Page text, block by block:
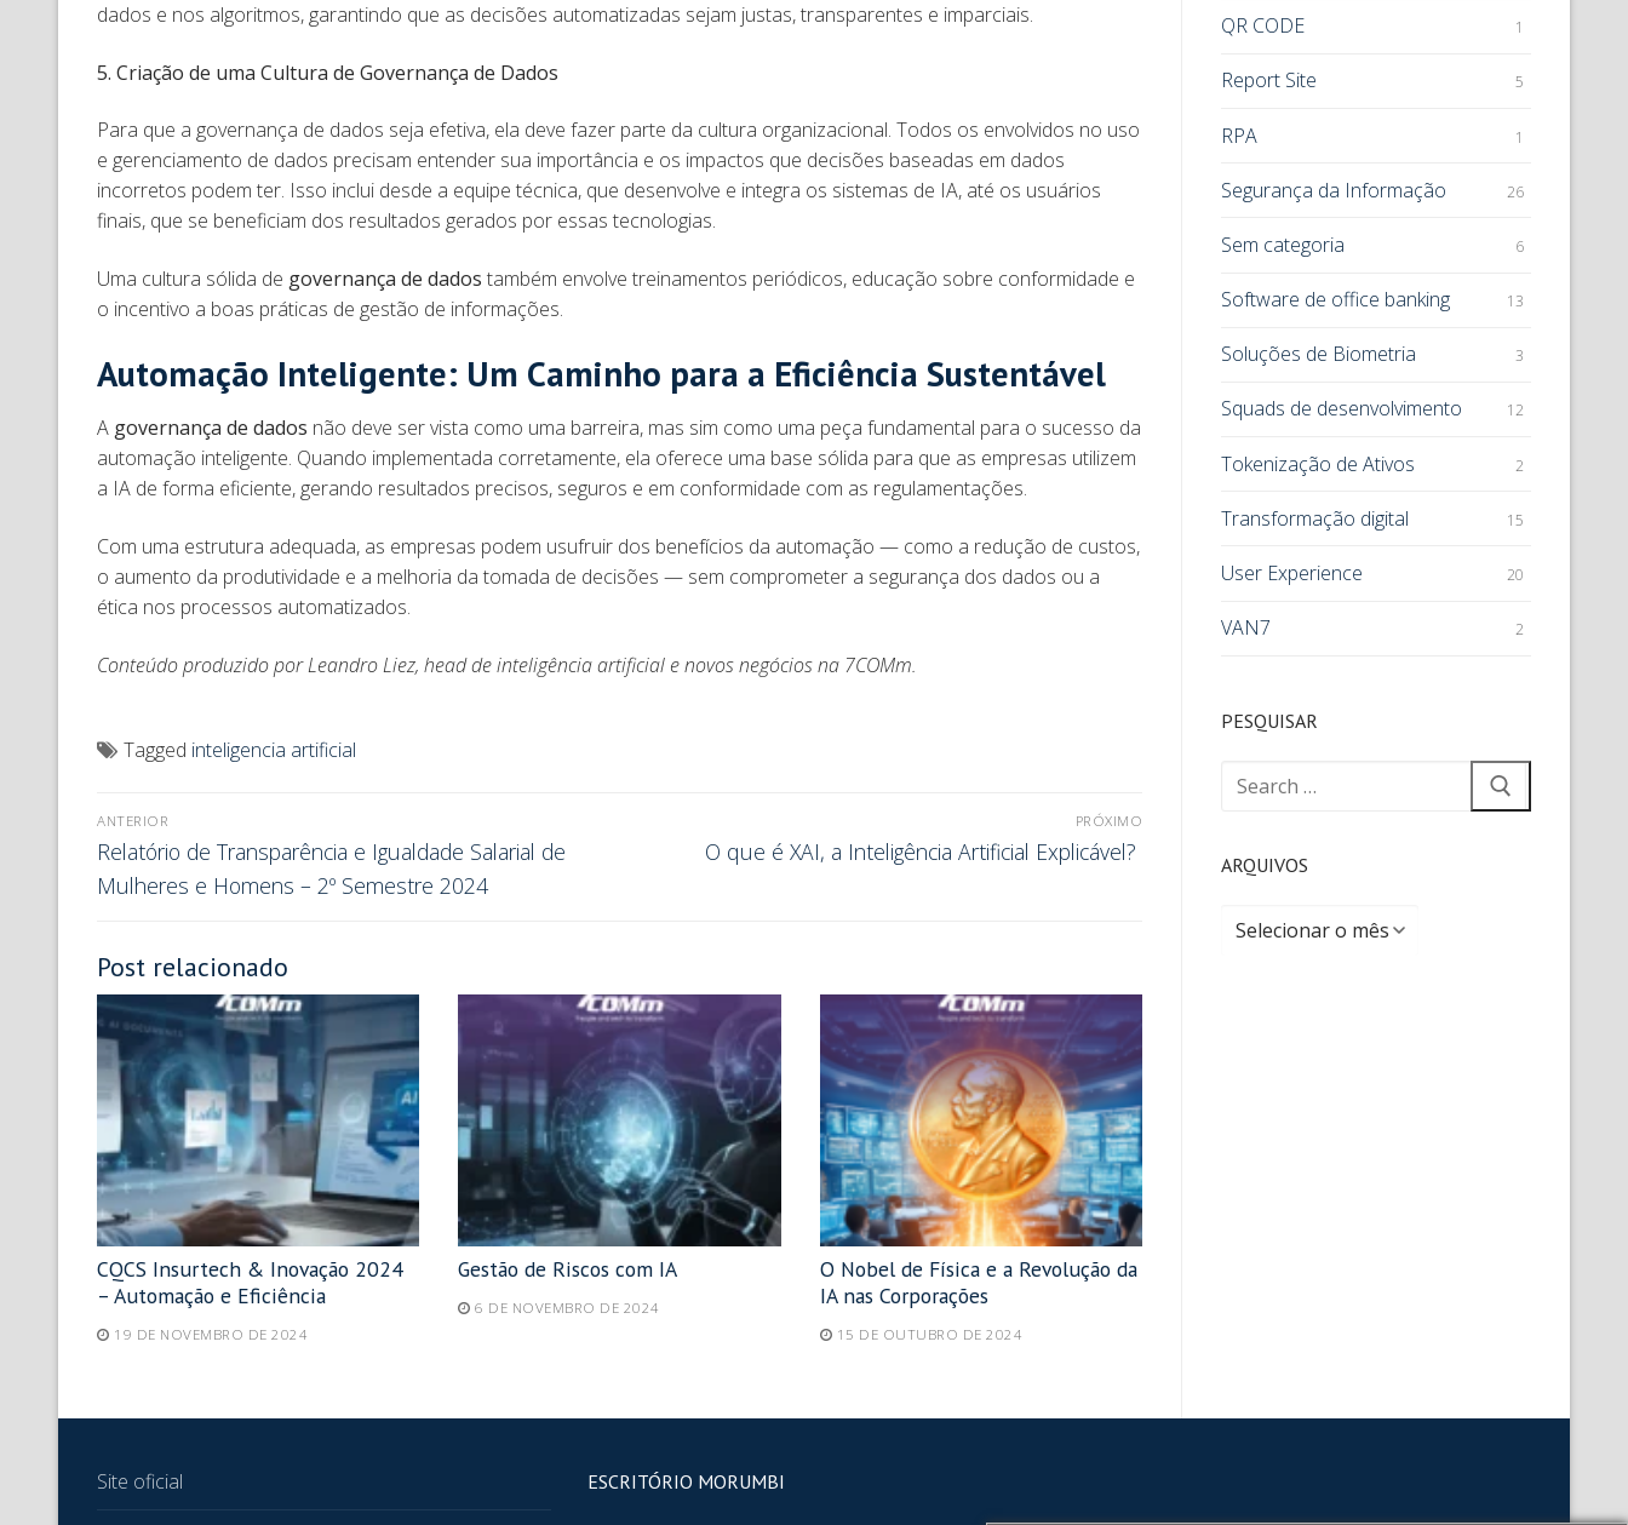
dados e nos algoritmos, garantindo que as decisões automatizadas sejam justas, transparentes e imparciais.
5. Criação de uma Cultura de Governança de Dados
Para que a governança de dados seja efetiva, ela deve fazer parte da cultura organizacional. Todos os envolvidos no uso
e gerenciamento de dados precisam entender sua importância e os impactos que decisões baseadas em dados
incorretos podem ter. Isso inclui desde a equipe técnica, que desenvolve e integra os sistemas de IA, até os usuários
finais, que se beneficiam dos resultados gerados por essas tecnologias.
Uma cultura sólida de governança de dados também envolve treinamentos periódicos, educação sobre conformidade e
o incentivo a boas práticas de gestão de informações.
Automação Inteligente: Um Caminho para a Eficiência Sustentável
A governança de dados não deve ser vista como uma barreira, mas sim como uma peça fundamental para o sucesso da
automação inteligente. Quando implementada corretamente, ela oferece uma base sólida para que as empresas utilizem
a IA de forma eficiente, gerando resultados precisos, seguros e em conformidade com as regulamentações.
Com uma estrutura adequada, as empresas podem usufruir dos benefícios da automação — como a redução de custos,
o aumento da produtividade e a melhoria da tomada de decisões — sem comprometer a segurança dos dados ou a
ética nos processos automatizados.
Conteúdo produzido por Leandro Liez, head de inteligência artificial e novos negócios na 7COMm.
Tagged inteligencia artificial
ANTERIOR
Relatório de Transparência e Igualdade Salarial de
Mulheres e Homens – 2º Semestre 2024
PRÓXIMO
O que é XAI, a Inteligência Artificial Explicável?
Post relacionado
CQCS Insurtech & Inovação 2024
– Automação e Eficiência
19 DE NOVEMBRO DE 2024
Gestão de Riscos com IA
6 DE NOVEMBRO DE 2024
O Nobel de Física e a Revolução da
IA nas Corporações
15 DE OUTUBRO DE 2024
QR CODE 1
Report Site 5
RPA 1
Segurança da Informação 26
Sem categoria 6
Software de office banking 13
Soluções de Biometria 3
Squads de desenvolvimento 12
Tokenização de Ativos 2
Transformação digital 15
User Experience 20
VAN7 2
PESQUISAR
ARQUIVOS
Site oficial ESCRITÓRIO MORUMBI